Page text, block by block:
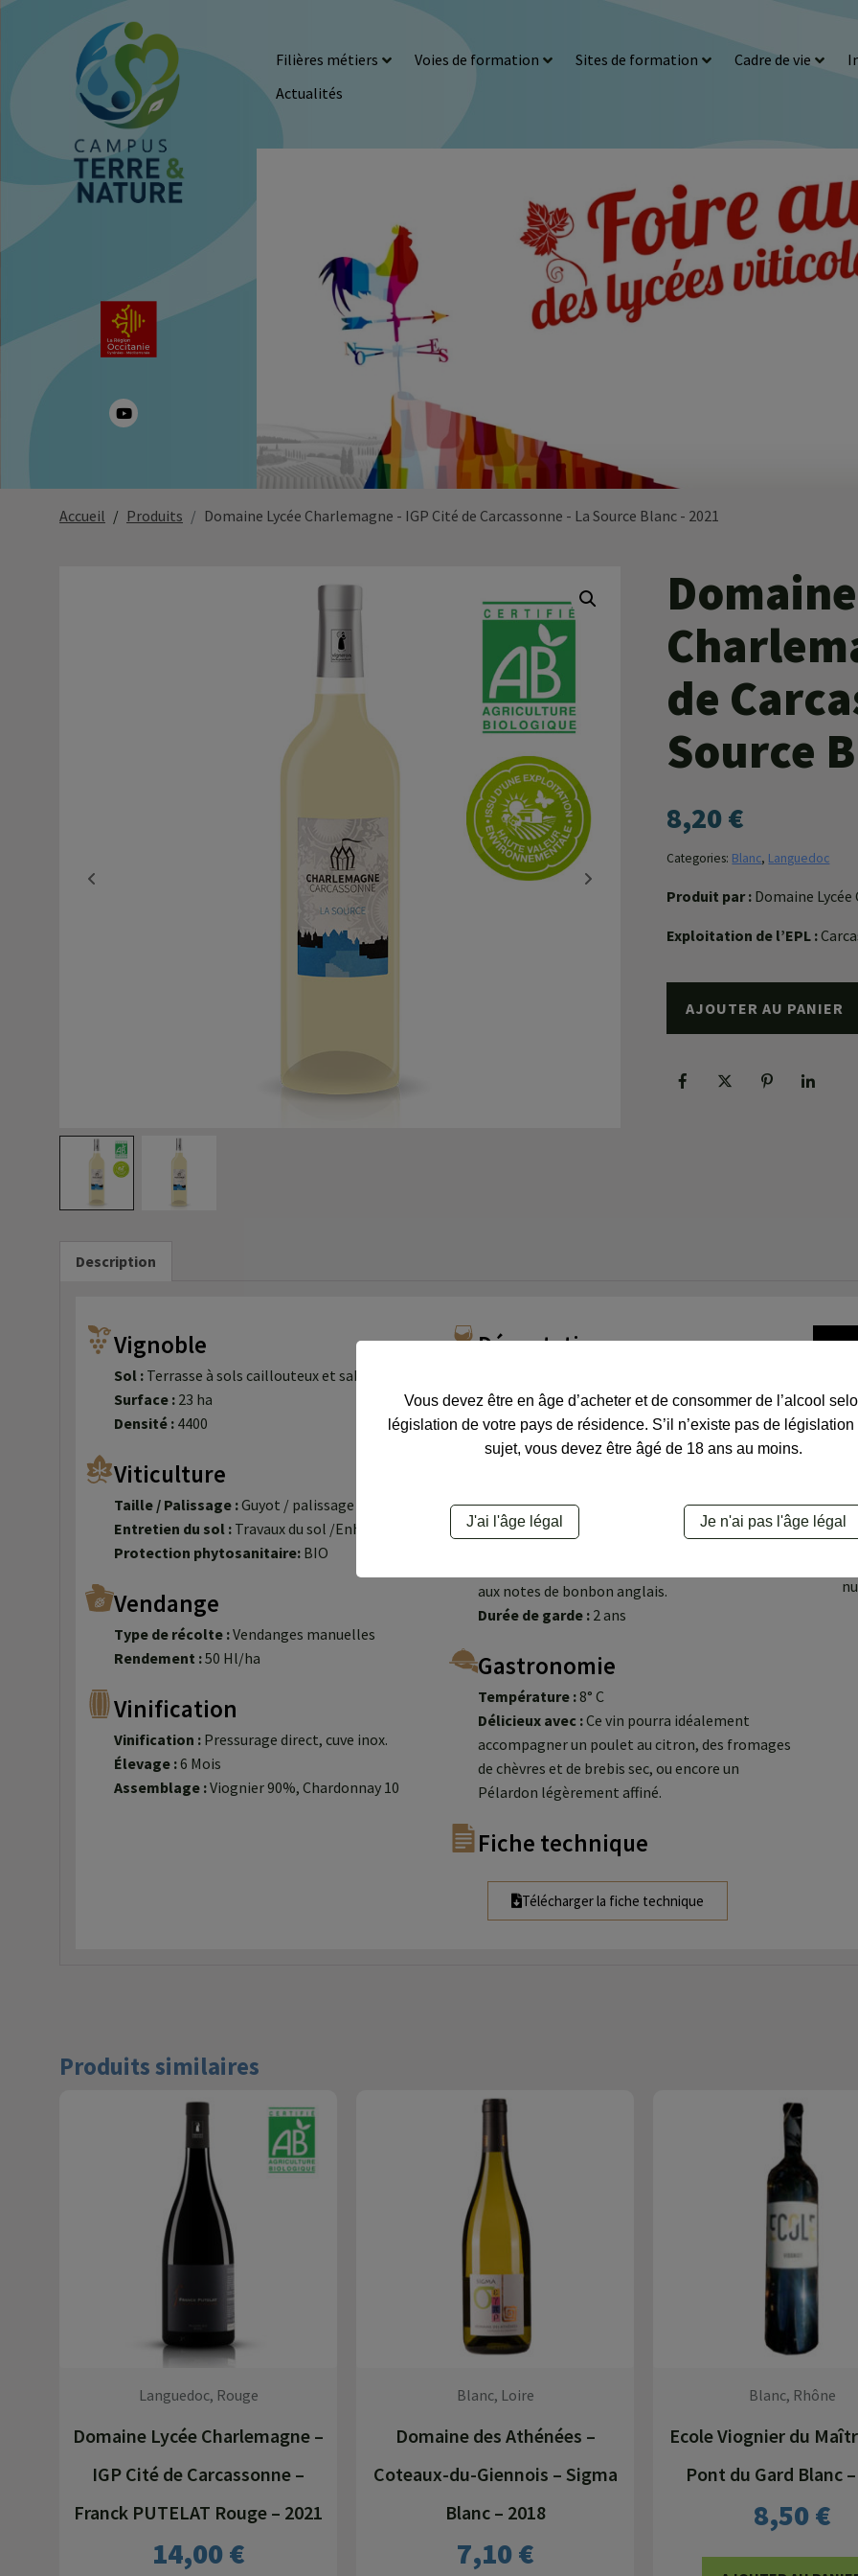
Filières métiers Voies de formation Sites de formation Cadre de vie
Actualités
Accueil Produits Domaine Lycée Charlemagne - IGP Cité de Carcassonne - La Source Blanc - 2021
de
Source
8,20€
Categories: Blanc, Languedoc
Produit par : Domaine
Exploitation de l’EPL :
AJOUTER AU PANIER
Description
Vignoble
Sol : Terrasse à sols caillouteux et sablonneux.
Surface : 23 ha
Densité : 4400
Viticulture
Taille / Palissage :Guyot / palissage
Entretien du sol : Travaux du sol /Enherbement
Protection phytosanitaire: BIO
Vendange
Type de récolte :Vendanges manuelles
Rendement :50 Hl/ha
Vinification
Vinification : Pressurage direct, cuve inox.
Élevage :6 Mois
Assemblage :Viognier 90%, Chardonnay 10
Dégustation
verdâtre et cristallins.
Nez :Expressif, aux notes subtiles et
gourmandes de pêche et de bonbon anglais.
l’abricot. La texture est ronde et opulente,
permettant d’obtenir un bel équilibre entre des
aux notes de bonbon anglais.
Durée de garde :2 ans
Gastronomie
Température :8° C
Délicieux avec :Ce vin pourra idéalement
accompagner un poulet au citron, des fromages
de chèvres et de brebis sec, ou encore un
Pélardon légèrement affiné.
Fiche technique
Télécharger la fiche technique
Produits similaires
Languedoc, Rouge
Domaine Lycée Charlemagne –
IGP Cité de Carcassonne –
Franck PUTELAT Rouge – 2021
14,00€
Blanc, Loire
Domaine des Athénées –
Coteaux-du-Giennois – Sigma
Blanc – 2018
7,10€
Blanc, Rhône
Ecole Viognier du
Pont du Gard Blanc
8,50€
Vous devez être en âge d’acheter et de consommer de l’alcool
législation de votre pays de résidence. S’il n’existe pas de législation
sujet, vous devez être âgé de 18 ans au moins.
J'ai l'âge légal Je n'ai pas l'âge légal